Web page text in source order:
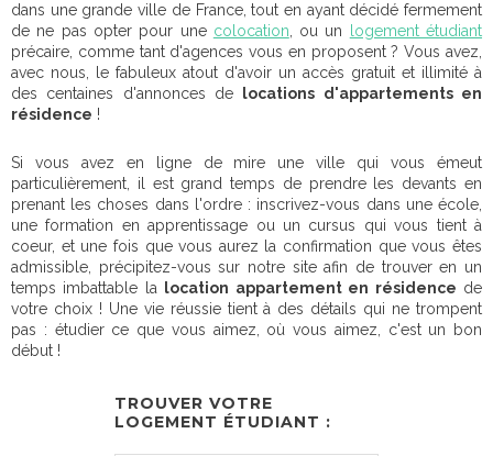
dans une grande ville de France, tout en ayant décidé fermement
de ne pas opter pour une colocation , ou un
logement étudiant
précaire, comme tant d'agences vous en proposent ? Vous avez,
avec nous, le fabuleux atout d'avoir un accès gratuit et illimité à
des centaines d'annonces de
locations d'appartements en
résidence !
Si vous avez en ligne de mire une ville qui vous émeut
particulièrement, il est grand temps de prendre les devants en
prenant les choses dans l'ordre : inscrivez-vous dans une école,
une formation en apprentissage ou un cursus qui vous tient à
coeur, et une fois que vous aurez la confirmation que vous êtes
admissible, précipitez-vous sur notre site afin de trouver en un
temps imbattable la
location appartement en résidence de
votre choix ! Une vie réussie tient à des détails qui ne trompent
pas : étudier ce que vous aimez, où vous aimez, c'est un bon
début !
TROUVER VOTRE
LOGEMENT ÉTUDIANT :